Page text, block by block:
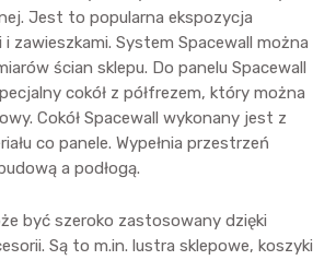
Jest to popularna ekspozycja
i zawieszkami. System Spacewall można
ścian sklepu. Do panelu Spacewall
cokół z półfrezem, który można
Cokół Spacewall wykonany jest z
co panele. Wypełnia przestrzeń
a podłogą.
być szeroko zastosowany dzięki
Są to m.in. lustra sklepowe, koszyki